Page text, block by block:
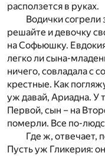
расползется в руках.
Водички согрели
решайте и девочку
на Софьюшку.
легко ли сына-
ничего, совладала с
крестные. Как
уж давай, Ариадна. У
Первой, сын – на
померли. Все по-
Где ж, отвечает,
Пусть уж Гликерия: